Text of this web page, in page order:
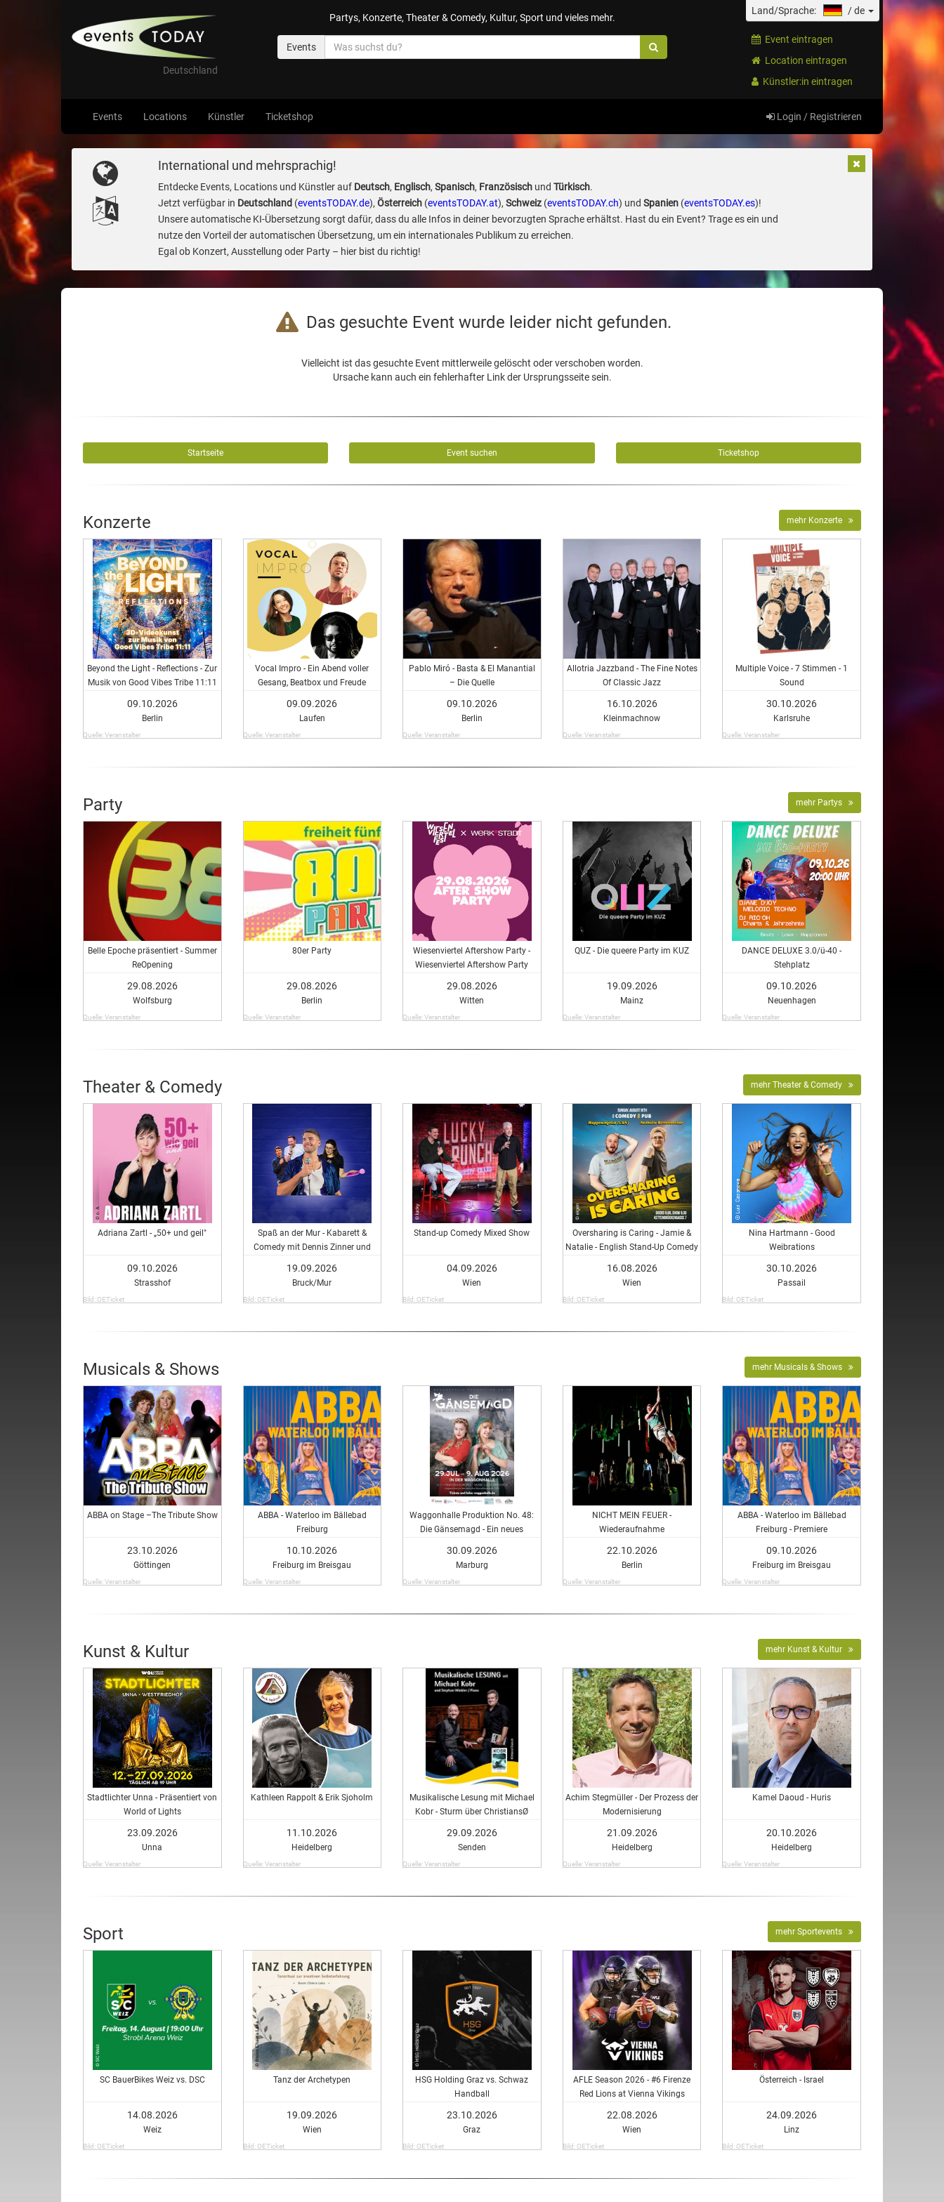
Deutschland
Partys, Konzerte, Theater & Comedy, Kultur, Sport und vieles mehr.
Events
Land/Sprache: /de
Event eintragen
Location eintragen
Künstler:in eintragen
Events Locations Künstler Ticketshop Login / Registrieren
International und mehrsprachig!
Entdecke Events, Locations und Künstler auf Deutsch, Englisch, Spanisch, Französischund Türkisch.
Jetzt verfügbar in Deutschland (eventsTODAY.de), Österreich(eventsTODAY.at), Schweiz(eventsTODAY.ch) und Spanien(eventsTODAY.es)!
Unsere automatische KI-Übersetzung sorgt dafür, dass du alle Infos in deiner bevorzugten Sprache erhältst. Hast du ein Event? Trage es ein und
nutze den Vorteil der automatischen Übersetzung, um ein internationales Publikum zu erreichen.
Egal ob Konzert, Ausstellung oder Party – hier bist du richtig!
Das gesuchte Event wurde leider nicht gefunden.
Vielleicht ist das gesuchte Event mittlerweile gelöscht oder verschoben worden.
Ursache kann auch ein fehlerhafter Link der Ursprungsseite sein.
Startseite Event suchen Ticketshop
Konzerte mehr Konzerte
Beyond the Light - Reflections - Zur
Musik von Good Vibes Tribe 11:11
09.10.2026
Berlin
Quelle: Veranstalter
Vocal Impro - Ein Abend voller
Gesang, Beatbox und Freude
09.09.2026
Laufen
Quelle: Veranstalter
Pablo Miró - Basta & El Manantial
– Die Quelle
09.10.2026
Berlin
Quelle: Veranstalter
Allotria Jazzband - The Fine Notes
Of Classic Jazz
16.10.2026
Kleinmachnow
Quelle: Veranstalter
Multiple Voice - 7 Stimmen - 1
Sound
30.10.2026
Karlsruhe
Quelle: Veranstalter
Party mehr Partys
Belle Epoche präsentiert - Summer
ReOpening
29.08.2026
Wolfsburg
Quelle: Veranstalter
80er Party
29.08.2026
Berlin
Quelle: Veranstalter
Wiesenviertel Aftershow Party -
Wiesenviertel Aftershow Party
29.08.2026
Witten
Quelle: Veranstalter
QUZ - Die queere Party im KUZ
19.09.2026
Mainz
Quelle: Veranstalter
DANCE DELUXE 3.0/ü-40 -
Stehplatz
09.10.2026
Neuenhagen
Quelle: Veranstalter
Theater & Comedy mehr Theater & Comedy
Adriana Zartl - „50+ und geil"
09.10.2026
Strasshof
Bild: OETicket
Spaß an der Mur - Kabarett &
Comedy mit Dennis Zinner und
19.09.2026
Bruck/Mur
Bild: OETicket
Stand-up Comedy Mixed Show
04.09.2026
Wien
Bild: OETicket
Oversharing is Caring - Jamie &
Natalie - English Stand-Up Comedy
16.08.2026
Wien
Bild: OETicket
Nina Hartmann - Good
Weibrations
30.10.2026
Passail
Bild: OETicket
Musicals & Shows mehr Musicals & Shows
ABBA on Stage –The Tribute Show
23.10.2026
Göttingen
Quelle: Veranstalter
ABBA - Waterloo im Bällebad
Freiburg
10.10.2026
Freiburg im Breisgau
Quelle: Veranstalter
Waggonhalle Produktion No. 48:
Die Gänsemagd - Ein neues
30.09.2026
Marburg
Quelle: Veranstalter
NICHT MEIN FEUER -
Wiederaufnahme
22.10.2026
Berlin
Quelle: Veranstalter
ABBA - Waterloo im Bällebad
Freiburg - Premiere
09.10.2026
Freiburg im Breisgau
Quelle: Veranstalter
Kunst & Kultur mehr Kunst & Kultur
Stadtlichter Unna - Präsentiert von
World of Lights
23.09.2026
Unna
Quelle: Veranstalter
Kathleen Rappolt & Erik Sjoholm
11.10.2026
Heidelberg
Quelle: Veranstalter
Musikalische Lesung mit Michael
Kobr - Sturm über ChristiansØ
29.09.2026
Senden
Quelle: Veranstalter
Achim Stegmüller - Der Prozess der
Modernisierung
21.09.2026
Heidelberg
Quelle: Veranstalter
Kamel Daoud - Huris
20.10.2026
Heidelberg
Quelle: Veranstalter
Sport mehr Sportevents
SC BauerBikes Weiz vs. DSC
14.08.2026
Weiz
Bild: OETicket
Tanz der Archetypen
19.09.2026
Wien
Bild: OETicket
HSG Holding Graz vs. Schwaz
Handball
23.10.2026
Graz
Bild: OETicket
AFLE Season 2026 - #6 Firenze
Red Lions at Vienna Vikings
22.08.2026
Wien
Bild: OETicket
Österreich - Israel
24.09.2026
Linz
Bild: OETicket